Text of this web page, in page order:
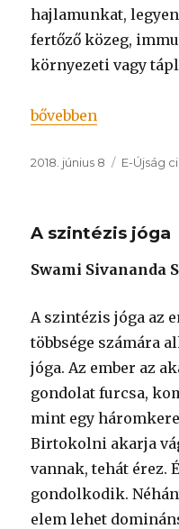
hajlamunkat,
fertőző közeg,
környezeti vagy
„Az elhízás kezelése
bővebben
Közzétéve
2018. június 8 Kategória
E-Újság
A szintézis jóga
Swami Sivananda
A szintézis jóga az
többsége számára
jóga. Az ember az
gondolat furcsa,
mint egy
Birtokolni akarja
vannak, tehát érez.
gondolkodik.
elem lehet